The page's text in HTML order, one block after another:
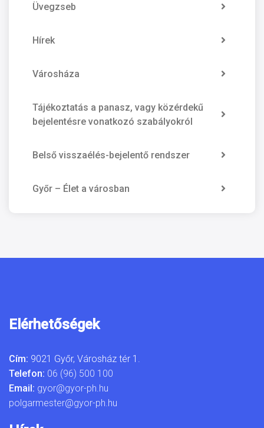
Üvegzseb
Hírek
Városháza
Tájékoztatás a panasz, vagy közérdekű
bejelentésre vonatkozó szabályokról
Belső visszaélés-bejelentő rendszer
Győr – Élet a városban
Elérhetőségek
Cím: 9021 Győr, Városház tér 1.
Telefon: 06 (96) 500 100
Email: gyor@gyor-ph.hu
polgarmester@gyor-ph.hu